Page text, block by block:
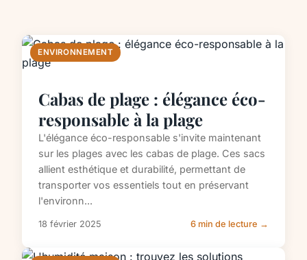
ENVIRONNEMENT
Cabas de plage : élégance éco-
responsable à la plage
L'élégance éco-responsable s'invite maintenant
sur les plages avec les cabas de plage. Ces sacs
allient esthétique et durabilité, permettant de
transporter vos essentiels tout en préservant
l'environn...
18 février 2025 6 min de lecture →